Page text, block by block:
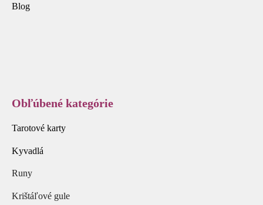
Blog
Obľúbené kategórie
Tarotové karty
Kyvadlá
Runy
Krištáľové gule